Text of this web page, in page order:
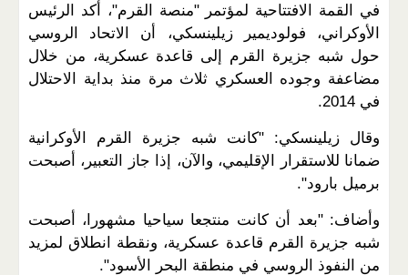
في القمة الافتتاحية لمؤتمر "منصة القرم"، أكد الرئيس
الأوكراني، فولوديمير زيلينسكي، أن الاتحاد الروسي
حول شبه جزيرة القرم إلى قاعدة عسكرية، من خلال
مضاعفة وجوده العسكري ثلاث مرة منذ بداية الاحتلال
في 2014.
وقال زيلينسكي: "كانت شبه جزيرة القرم الأوكرانية
ضمانا للاستقرار الإقليمي، والآن، إذا جاز التعبير، أصبحت
برميل بارود".
وأضاف: "بعد أن كانت منتجعا سياحيا مشهورا، أصبحت
شبه جزيرة القرم قاعدة عسكرية، ونقطة انطلاق لمزيد
من النفوذ الروسي في منطقة البحر الأسود".